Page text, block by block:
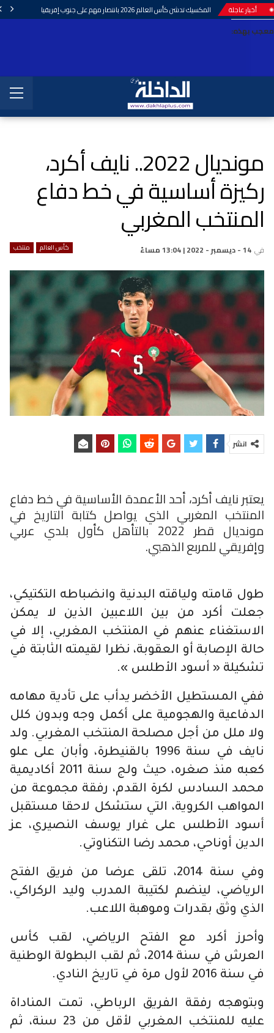
أخبار عاجلة المكسيك تدشن كأس العالم 2026 بانتصار مهم على جنوب إفريقيا
معجب بهذه:
مونديال 2022.. نايف أكرد،
ركيزة أساسية في خط دفاع
المنتخب المغربي
كأس العالم منتخب في 14 - ديسمبر - 2022 | 13:04 مساءً
انشر
يعتبر نايف أكرد، أحد الأعمدة الأساسية في خط دفاع
المنتخب المغربي الذي يواصل كتابة التاريخ في
مونديال قطر 2022 بالتأهل كأول بلدي عربي
وإفريقي للمربع الذهبي.
طول قامته ولياقته البدنية وانضباطه التكتيكي،
جعلت أكرد من بين اللاعبين الذين لا يمكن
الاستغناء عنهم في المنتخب المغربي، إلا في
حالة الإصابة أو العقوبة، نظرا لقيمته الثابتة في
تشكيلة « أسود الأطلس ».
ففي المستطيل الأخضر يدأب على تأدية مهامه
الدفاعية والهجومية على أكمل وجه وبدون كلل
ولا ملل من أجل مصلحة المنتخب المغربي. ولد
نايف في سنة 1996 بالقنيطرة، وأبان على علو
كعبه منذ صغره، حيث ولج سنة 2011 أكاديمية
محمد السادس لكرة القدم، رفقة مجموعة من
المواهب الكروية، التي ستشكل لاحقا مستقبل
أسود الأطلس على غرار يوسف النصيري، عز
الدين أوناحي، محمد رضا التكناوتي.
وفي سنة 2014، تلقى عرضا من فريق الفتح
الرياضي، لينضم لكتيبة المدرب وليد الركراكي،
الذي وثق بقدرات وموهبة اللاعب.
وأحرز أكرد مع الفتح الرياضي، لقب كأس
العرش في سنة 2014، ثم لقب البطولة الوطنية
في سنة 2016 لأول مرة في تاريخ النادي.
وبتوهجه رفقة الفريق الرباطي، تمت المناداة
عليه للمنتخب المغربي لأقل من 23 سنة، ثم